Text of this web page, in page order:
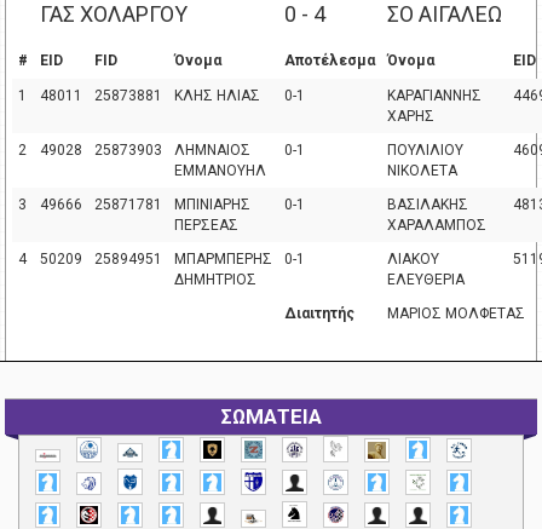
ΓΑΣ ΧΟΛΑΡΓΟΥ 0 - 4 ΣΟ ΑΙΓΑΛΕΩ
# EID FID Όνομα Αποτέλεσμα Όνομα EID
1 48011 25873881 ΚΛΗΣ ΗΛΙΑΣ 0-1
ΚΑΡΑΓΙΑΝΝΗΣ
ΧΑΡΗΣ
2 49028 25873903
ΛΗΜΝΑΙΟΣ
ΕΜΜΑΝΟΥΗΛ
0-1
ΠΟΥΛΙΛΙΟΥ
ΝΙΚΟΛΕΤΑ
3 49666 25871781
ΜΠΙΝΙΑΡΗΣ
ΠΕΡΣΕΑΣ
0-1
ΒΑΣΙΛΑΚΗΣ
ΧΑΡΑΛΑΜΠΟΣ
4 50209 25894951
ΜΠΑΡΜΠΕΡΗΣ
ΔΗΜΗΤΡΙΟΣ
0-1
ΛΙΑΚΟΥ
ΕΛΕΥΘΕΡΙΑ
Διαιτητής ΜΑΡΙΟΣ ΜΟΛΦΕΤΑΣ
ΣΩΜΑΤΕΙΑ